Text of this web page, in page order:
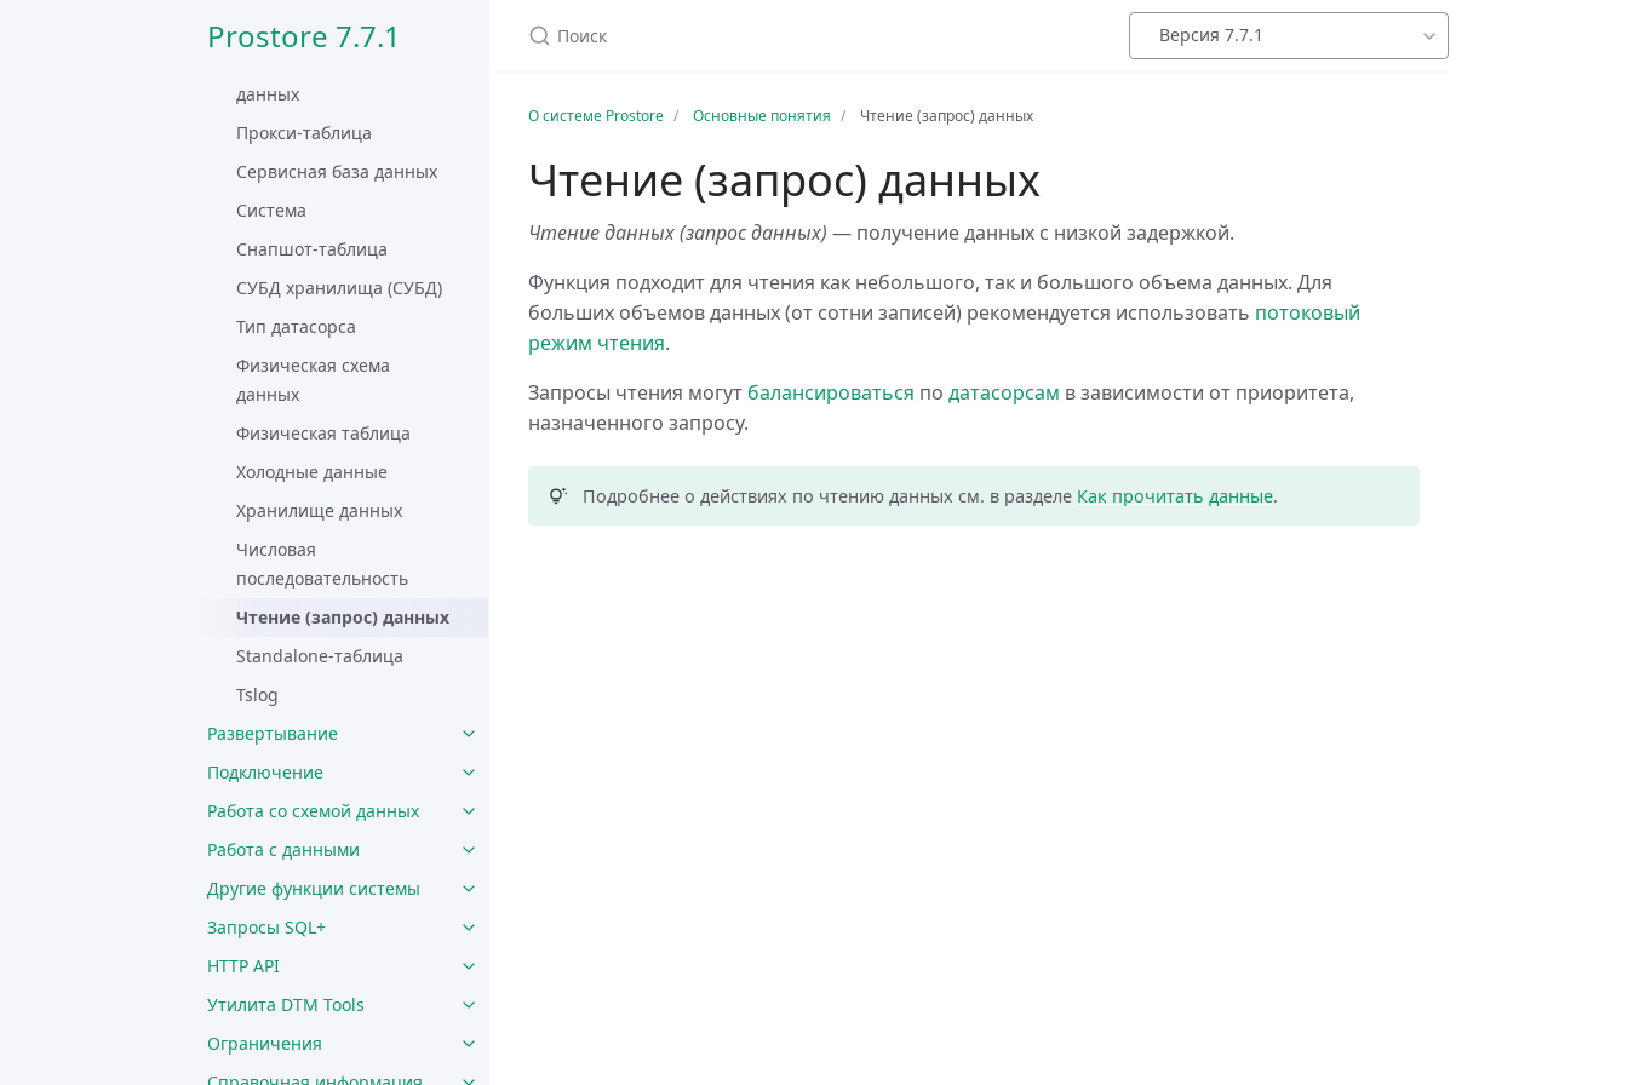
Prostore 7.7.1
данных
данных
Прокси-таблица
Сервисная база данных
Система
Снапшот-таблица
СУБД хранилища (СУБД)
Тип датасорса
Физическая схема
данных
Физическая таблица
Холодные данные
Хранилище данных
Числовая
последовательность
Чтение (запрос) данных
Standalone-таблица
Tslog
Развертывание
Подключение
Работа со схемой данных
Работа с данными
Другие функции системы
Запросы SQL+
HTTP API
Утилита DTM Tools
Ограничения
Версия 7.7.1
О системе Prostore Основные понятия Чтение (запрос) данных
Чтение (запрос) данных
Чтение данных (запрос данных) — получение данных с низкой задержкой.
Функция подходит для чтения как небольшого, так и большого объема данных. Для
больших объемов данных (от сотни записей) рекомендуется использовать потоковый
режим чтения.
Запросы чтения могут балансироваться по датасорсам в зависимости от приоритета,
назначенного запросу.
Подробнее о действиях по чтению данных см. в разделе Как прочитать данные.